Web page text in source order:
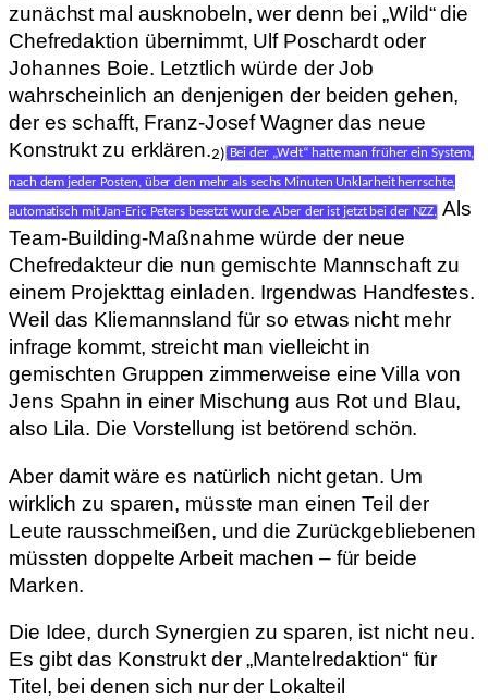
zunächst mal ausknobeln, wer denn bei „Wild“ die
Chefredaktion übernimmt, Ulf Poschardt oder
Johannes Boie. Letztlich würde der Job
wahrscheinlich an denjenigen der beiden gehen,
der es schafft, Franz-Josef Wagner das neue
Konstrukt zu erklären.2) Bei der „Welt“ hatte man früher ein System,
nach dem jeder Posten, über den mehr als sechs Minuten Unklarheit herrschte,
automatisch mit Jan-Eric Peters besetzt wurde. Aber der ist jetzt bei der NZZ. Als
Team-Building-Maßnahme würde der neue
Chefredakteur die nun gemischte Mannschaft zu
einem Projekttag einladen. Irgendwas Handfestes.
Weil das Kliemannsland für so etwas nicht mehr
infrage kommt, streicht man vielleicht in
gemischten Gruppen zimmerweise eine Villa von
Jens Spahn in einer Mischung aus Rot und Blau,
also Lila. Die Vorstellung ist betörend schön.
Aber damit wäre es natürlich nicht getan. Um
wirklich zu sparen, müsste man einen Teil der
Leute rausschmeißen, und die Zurückgebliebenen
müssten doppelte Arbeit machen – für beide
Marken.
Die Idee, durch Synergien zu sparen, ist nicht neu.
Es gibt das Konstrukt der „Mantelredaktion“ für
Titel, bei denen sich nur der Lokalteil